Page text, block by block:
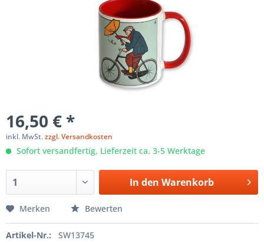
16,50 € *
inkl. MwSt.zzgl. Versandkosten
Sofort versandfertig, Lieferzeit ca. 3-5 Werktage
In den Warenkorb
Merken Bewerten
Artikel-Nr.: SW13745